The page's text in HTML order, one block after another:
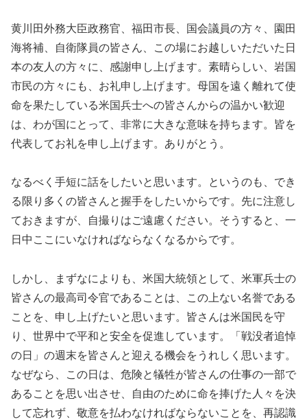
黄川田外務大臣政務官、福田市長、国会議員の方々、園田
海将補、自衛隊員の皆さん、この場にお越しいただいた日
本の友人の方々に、感謝申し上げます。素晴らしい、岩国
市民の方々にも、お礼申し上げます。母国を遠く離れて使
命を果たしている米国兵士への皆さんからの温かい歓迎
は、わが国にとって、非常に大きな意味を持ちます。皆を
代表してお礼を申し上げます。ありがとう。
なるべく手短に話をしたいと思います。というのも、でき
る限り多くの皆さんと握手をしたいからです。先に注意し
ておきますが、自撮りはご遠慮ください。そうすると、一
日中ここにいなければならなくなるからです。
しかし、まずなによりも、米国大統領として、米軍兵士の
皆さんの最高司令官であることは、この上ない名誉である
ことを、申し上げたいと思います。皆さんは米国民を守
り、世界中で平和と安全を促進しています。「戦没者追悼
の日」の週末を皆さんと迎える機会をうれしく思います。
なぜなら、この日は、危険と犠牲が皆さんの仕事の一部で
あることを思い出させ、自由のために命を捧げた人々を決
して忘れず、敬意を払わなければならないことを、再認識